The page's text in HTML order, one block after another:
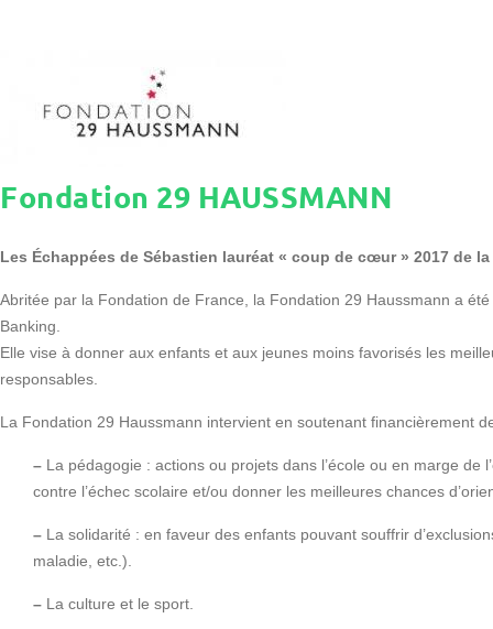
Fondation 29 HAUSSMANN
Les Échappées de Sébastien lauréat « coup de cœur » 2017 de
Abritée par la Fondation de France, la Fondation 29 Haussmann a
Banking.
Elle vise à donner aux enfants et aux jeunes moins favorisés les
responsables.
La Fondation 29 Haussmann intervient en soutenant financièrement
– La pédagogie : actions ou projets dans l’école ou en marge de
contre l’échec scolaire et/ou donner les meilleures chances
– La solidarité : en faveur des enfants pouvant souffrir
maladie, etc.).
– La culture et le sport.